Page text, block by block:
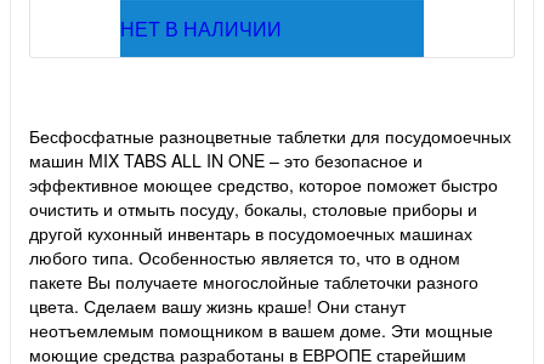
НЕТ В НАЛИЧИИ
Бесфосфатные разноцветные таблетки для посудомоечных
машин MIX TABS ALL IN ONE – это безопасное и
эффективное моющее средство, которое поможет быстро
очистить и отмыть посуду, бокалы, столовые приборы и
другой кухонный инвентарь в посудомоечных машинах
любого типа. Особенностью является то, что в одном
пакете Вы получаете многослойные таблеточки разного
цвета. Сделаем вашу жизнь краше! Они станут
неотъемлемым помощником в вашем доме. Эти мощные
моющие средства разработаны в ЕВРОПЕ старейшим